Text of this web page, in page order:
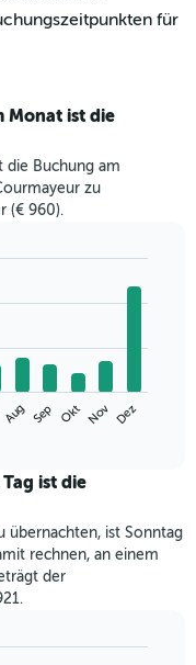
für
Monat ist die
die Buchung am
zu
(€ 960).
Aug Sep Okt Nov Dez
ist die
übernachten, ist Sonntag
rechnen, an einem
der